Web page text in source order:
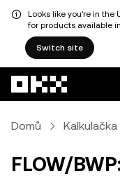
Looks like you're in the
for products available
Switch site
Domů Kalkulačka
FLOW/